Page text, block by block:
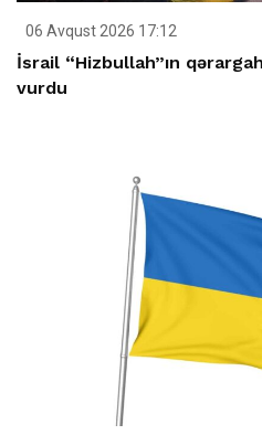
06 Avqust 2026 17:12
İsrail “Hizbullah”ın
vurdu